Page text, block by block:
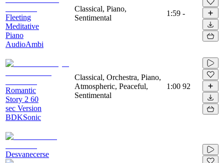
Fleeting
Meditative
Piano
AudioAmbi
Classical, Piano,
Sentimental
1:59 -
Romantic
Story 2 60
sec Version
BDKSonic
Classical, Orchestra, Piano,
Atmospheric, Peaceful,
Sentimental
1:00 92
Desvanecerse